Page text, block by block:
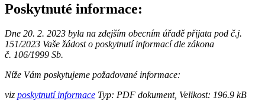
Poskytnuté informace:
Dne 20. 2. 2023 byla na zdejším obecním úřadě přijata pod č.j.
151/2023 Vaše žádost o poskytnutí informací dle zákona
č. 106/1999 Sb.
Níže Vám poskytujeme požadované informace:
viz poskytnutí informace Typ: PDF dokument, Velikost: 196.9 kB